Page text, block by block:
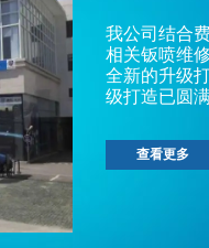
我公司结合
相关钣喷维
全新的升级
级打造已圆
查看更多